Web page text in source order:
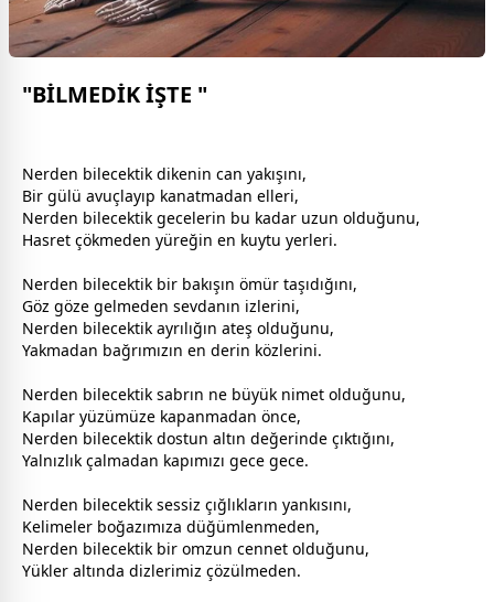
"BİLMEDİK İŞTE "
Nerden bilecektik dikenin can yakışını,
Bir gülü avuçlayıp kanatmadan elleri,
Nerden bilecektik gecelerin bu kadar uzun olduğunu,
Hasret çökmeden yüreğin en kuytu yerleri.
Nerden bilecektik bir bakışın ömür taşıdığını,
Göz göze gelmeden sevdanın izlerini,
Nerden bilecektik ayrılığın ateş olduğunu,
Yakmadan bağrımızın en derin közlerini.
Nerden bilecektik sabrın ne büyük nimet olduğunu,
Kapılar yüzümüze kapanmadan önce,
Nerden bilecektik dostun altın değerinde çıktığını,
Yalnızlık çalmadan kapımızı gece gece.
Nerden bilecektik sessiz çığlıkların yankısını,
Kelimeler boğazımıza düğümlenmeden,
Nerden bilecektik bir omzun cennet olduğunu,
Yükler altında dizlerimiz çözülmeden.